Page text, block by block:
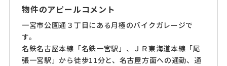
物件のアピールコメント
一宮市公園通３丁目にある月極のバイクガレージで
す。
名鉄名古屋本線「名鉄一宮駅」、ＪＲ東海道本線「尾
張一宮駅」から徒歩11分と、名古屋方面への通勤、通